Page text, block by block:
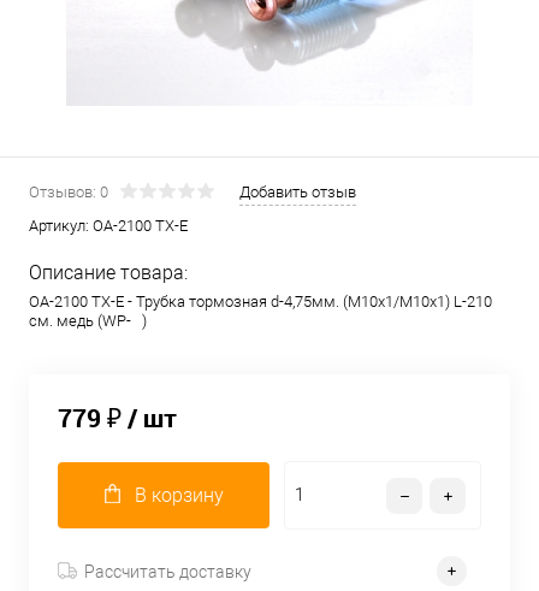
Отзывов: 0
Добавить отзыв
Артикул: OA-2100 TX-E
Описание товара:
OA-2100 TX-E - Трубка тормозная d-4,75мм. (М10х1/М10х1) L-210
см. медь (WP- )
779 ₽/ шт
В корзину
Рассчитать доставку